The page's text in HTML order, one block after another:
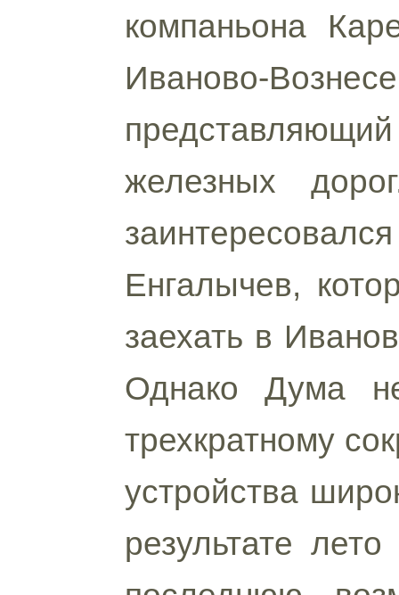
компаньона
Иваново-
железных
Енгалычев,
заехать в
Однако Дума
трехкратному
устройства
результате